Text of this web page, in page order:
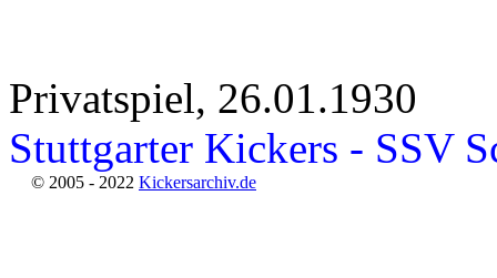
Privatspiel, 26.01.1930
Stuttgarter Kickers - SSV
© 2005 - 2022 Kickersarchiv.de